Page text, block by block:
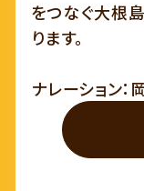
をつなぐ大根
ります。
ナレーション：